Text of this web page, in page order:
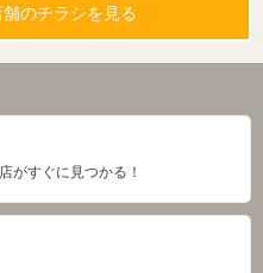
のチラシを見る
がすぐに見つかる！